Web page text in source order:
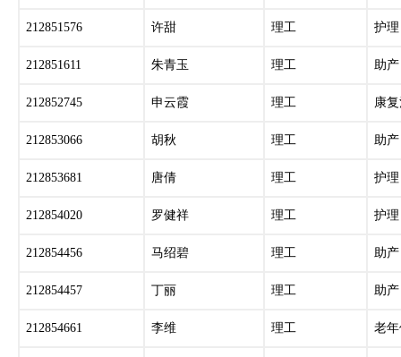
212851576 许甜 理工 护理
212851611 朱青玉 理工 助产
212852745 申云霞 理工 康
212853066 胡秋 理工 助产
212853681 唐倩 理工 护理
212854020 罗健祥 理工 护理
212854456 马绍碧 理工 助产
212854457 丁丽 理工 助产
212854661 李维 理工 老